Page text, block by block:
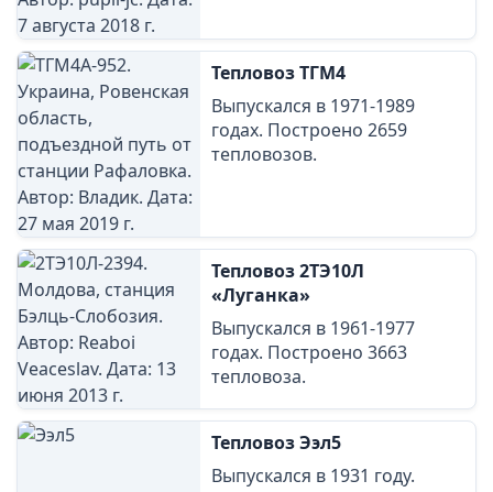
Тепловоз ТГМ4
Выпускался в 1971-1989
годах. Построено 2659
тепловозов.
Тепловоз 2ТЭ10Л
«Луганка»
Выпускался в 1961-1977
годах. Построено 3663
тепловоза.
Тепловоз Ээл5
Выпускался в 1931 году.